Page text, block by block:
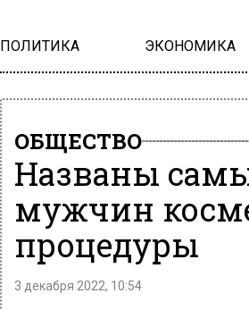
ПОЛИТИКА ЭКОНОМИКА
ОБЩЕСТВО
Названы
мужчин
процедуры
3 декабря 2022, 10:54